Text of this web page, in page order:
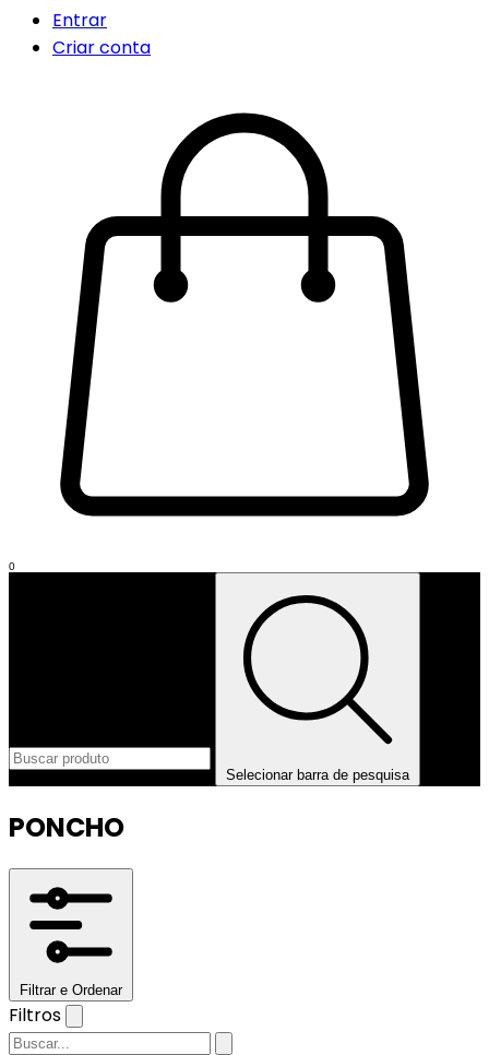
Entrar
Criar conta
0
Selecionar barra de pesquisa
PONCHO
Filtrar e Ordenar
Filtros